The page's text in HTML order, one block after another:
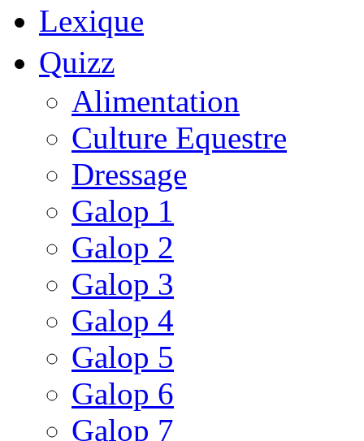
Lexique
Quizz
Alimentation
Culture Equestre
Dressage
Galop 1
Galop 2
Galop 3
Galop 4
Galop 5
Galop 6
Galop 7